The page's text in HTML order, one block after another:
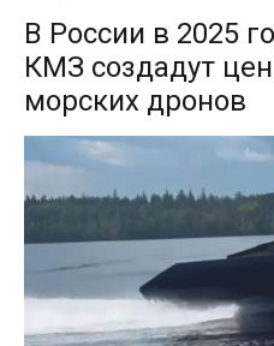
В России в 2025
КМЗ создадут
морских дронов